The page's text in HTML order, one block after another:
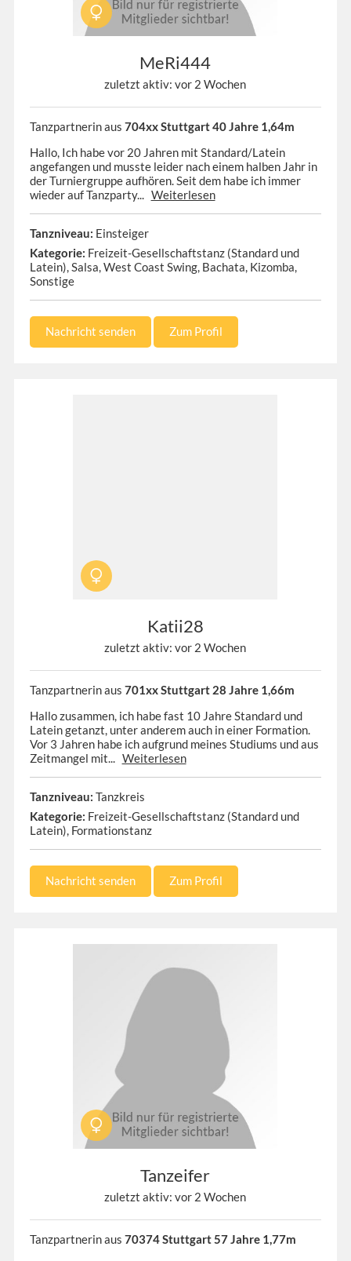
MeRi444
zuletzt aktiv: vor 2 Wochen
Tanzpartnerin aus 704xx Stuttgart 40 Jahre 1,64m
Hallo, Ich habe vor 20 Jahren mit Standard/Latein
angefangen und musste leider nach einem halben Jahr in
der Turniergruppe aufhören. Seit dem habe ich immer
wieder auf Tanzparty... Weiterlesen
Tanzniveau: Einsteiger
Kategorie: Freizeit-Gesellschaftstanz (Standard und
Latein), Salsa, West Coast Swing, Bachata, Kizomba,
Sonstige
Nachricht senden Zum Profil
Katii28
zuletzt aktiv: vor 2 Wochen
Tanzpartnerin aus 701xx Stuttgart 28 Jahre 1,66m
Hallo zusammen, ich habe fast 10 Jahre Standard und
Latein getanzt, unter anderem auch in einer Formation.
Vor 3 Jahren habe ich aufgrund meines Studiums und aus
Zeitmangel mit... Weiterlesen
Tanzniveau: Tanzkreis
Kategorie: Freizeit-Gesellschaftstanz (Standard und
Latein), Formationstanz
Nachricht senden Zum Profil
Tanzeifer
zuletzt aktiv: vor 2 Wochen
Tanzpartnerin aus 70374 Stuttgart 57 Jahre 1,77m